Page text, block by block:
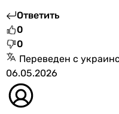
Ответить
0
0
Переведен с
06.05.2026